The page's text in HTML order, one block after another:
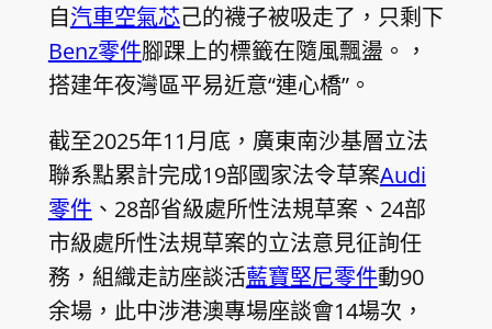
自汽車空氣芯己的襪子被吸走了，只剩下
Benz零件腳踝上的標籤在隨風飄盪。，
搭建年夜灣區平易近意“連心橋”。
截至2025年11月底，廣東南沙基層立法
聯系點累計完成19部國家法令草案Audi
零件 、28部省級處所性法規草案、24部
市級處所性法規草案的立法意見征詢任
務，組織走訪座談活藍寶堅尼零件動90
余場，此中涉港澳專場座談會14場次，